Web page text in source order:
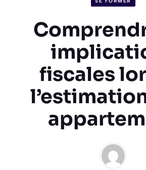
fiscales